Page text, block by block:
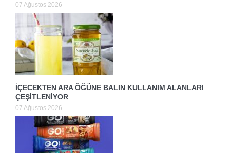
07 Ağustos 2026
İÇECEKTEN ARA ÖĞÜNE BALIN KULLANIM ALANLARI
ÇEŞİTLENİYOR
07 Ağustos 2026